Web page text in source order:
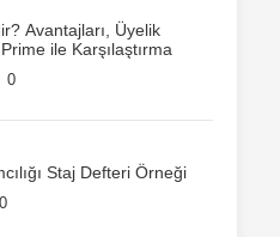
Avantajları, Üyelik
ile Karşılaştırma
0
Staj Defteri Örneği
0